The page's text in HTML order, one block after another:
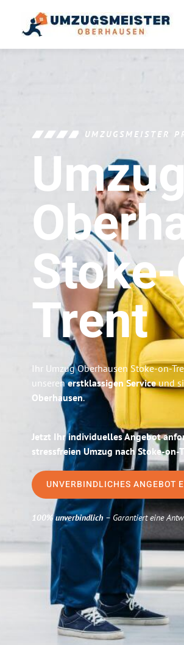
UMZUGSMEISTER
Umzug
Trent
Ihr Umzug Oberhausen Stoke-on-
unserenerstklassigen Serviceund
Oberhausen.
Jetzt Ihr individuelles Angebot
stressfreien Umzug nach Stoke-on-
UNVERBINDLICHES ANGEBOT
100% unverbindlich– Garantiert eine